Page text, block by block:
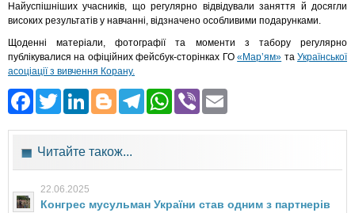
Найуспішніших учасників, що регулярно відвідували заняття й досягли
високих результатів у навчанні, відзначено особливими подарунками.
Щоденні матеріали, фотографії та моменти з табору регулярно
публікувалися на офіційних фейсбук-сторінках ГО«Мар’ям» таУкраїнської
асоціації з вивчення Корану.
Facebook
Twitter
LinkedIn
Blogger
Telegram
WhatsApp
Viber
Читайте також...
22.06.2025
Конгрес мусульман України став одним з партнерів